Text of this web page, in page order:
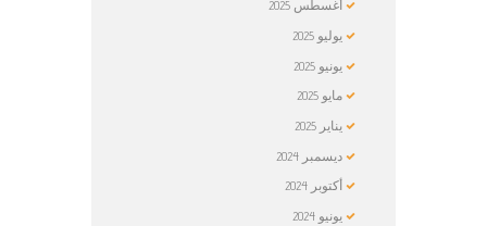
أغسطس2025
يوليو2025
يونيو2025
مايو2025
يناير2025
ديسمبر2024
أكتوبر2024
يونيو2024